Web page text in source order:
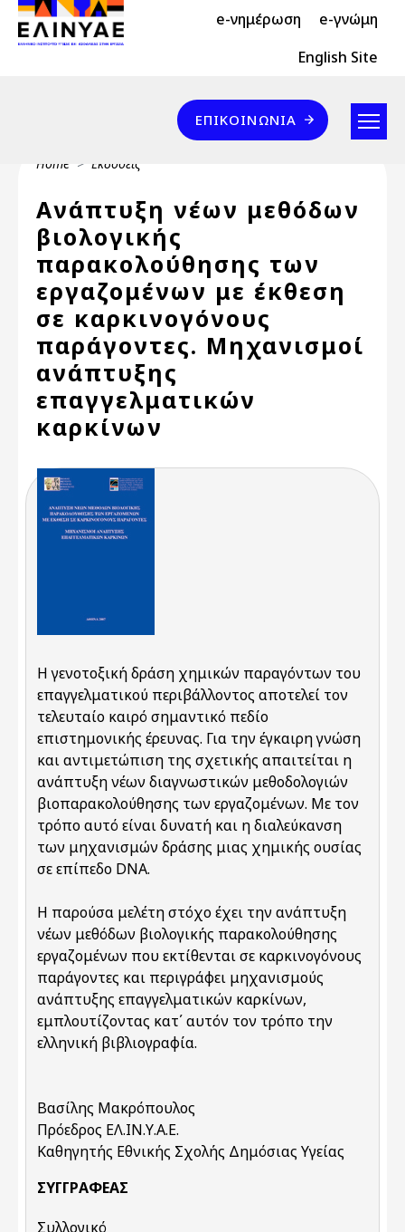
Skip to main content
Header Top 2 e-νημέρωση e-γνώμη
Header Top English Site
Επικοινωνία
ΕΠΙΚΟΙΝΩΝΊΑ
Breadcrumb
Home Εκδόσεις
Ανάπτυξη νέων μεθόδων
βιολογικής
παρακολούθησης των
εργαζομένων με έκθεση
σε καρκινογόνους
παράγοντες. Μηχανισμοί
ανάπτυξης
επαγγελματικών
καρκίνων
Η γενοτοξική δράση χημικών παραγόντων του
επαγγελματικού περιβάλλοντος αποτελεί τον
τελευταίο καιρό σημαντικό πεδίο
επιστημονικής έρευνας. Για την έγκαιρη γνώση
και αντιμετώπιση της σχετικής απαιτείται η
ανάπτυξη νέων διαγνωστικών μεθοδολογιών
βιοπαρακολούθησης των εργαζομένων. Με τον
τρόπο αυτό είναι δυνατή και η διαλεύκανση
των μηχανισμών δράσης μιας χημικής ουσίας
σε επίπεδο DNA.
Η παρούσα μελέτη στόχο έχει την ανάπτυξη
νέων μεθόδων βιολογικής παρακολούθησης
εργαζομένων που εκτίθενται σε καρκινογόνους
παράγοντες και περιγράφει μηχανισμούς
ανάπτυξης επαγγελματικών καρκίνων,
εμπλουτίζοντας κατ΄ αυτόν τον τρόπο την
ελληνική βιβλιογραφία.
Βασίλης Μακρόπουλος
Πρόεδρος ΕΛ.ΙΝ.Υ.Α.Ε.
Καθηγητής Εθνικής Σχολής Δημόσιας Υγείας
ΣΥΓΓΡΑΦΈΑΣ
Συλλογικό